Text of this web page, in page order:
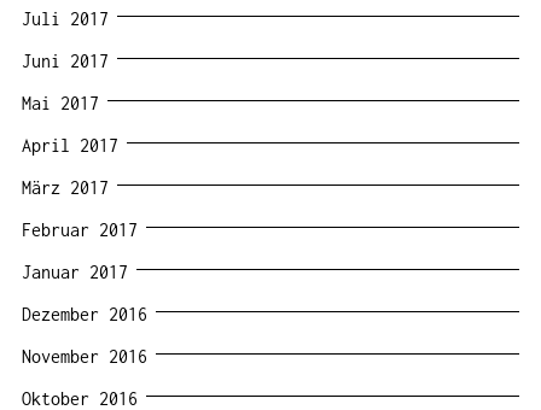
Juli 2017
Juni 2017
Mai 2017
April 2017
März 2017
Februar 2017
Januar 2017
Dezember 2016
November 2016
Oktober 2016